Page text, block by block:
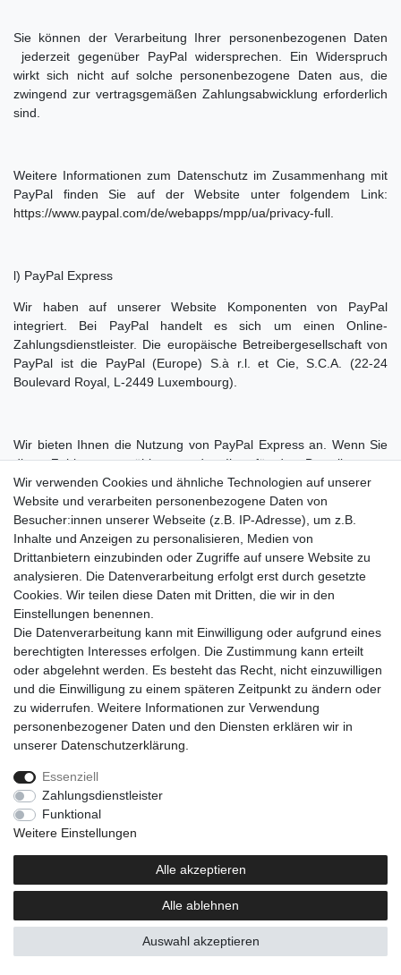
Sie können der Verarbeitung Ihrer personenbezogenen Daten
jederzeit gegenüber PayPal widersprechen. Ein Widerspruch
wirkt sich nicht auf solche personenbezogene Daten aus, die
zwingend zur vertragsgemäßen Zahlungsabwicklung erforderlich
sind.
Weitere Informationen zum Datenschutz im Zusammenhang mit
PayPal finden Sie auf der Website unter folgendem Link:
https://www.paypal.com/de/webapps/mpp/ua/privacy-full
l) PayPal Express
Wir haben auf unserer Website Komponenten von PayPal
integriert. Bei PayPal handelt es sich um einen Online-
Zahlungsdienstleister. Die europäische Betreibergesellschaft von
PayPal ist die PayPal (Europe) S.à r.l. et Cie, S.C.A. (22-24
Boulevard Royal, L-2449 Luxembourg).
Wir bieten Ihnen die Nutzung von PayPal Express an. Wenn Sie
diese Zahlungsart wählen, werden Ihre für den Bestellprozess
erforderlichen Daten (wie Name, Adresse, E-Mail-Adresse, IP-
Adresse sowie Daten zu den bestellten Waren) automatisch an
PayPal übermittelt.
Der Zweck von PayPal Express ist die Beschleunigung des
Bestellvorgangs, indem die bei PayPal hinterlegten Liefer- und
Rechnungsdaten direkt in unseren Checkout-Prozess
übernommen werden. Eine manuelle Eingabe Ihrer Adressdaten
in unserem Shop ist dadurch nicht mehr erforderlich. PayPal
gleicht diese Daten ggf. zur Identitäts- und Bonitätsprüfung mit
Wirtschaftsauskunfteien ab.
1 S. 1 lit. b DSGVO (Verarbeitung zur Erfüllung eines Vertrages
oder zur Durchführung vorvertraglicher Maßnahmen). Sofern
beim Laden des PayPal-Express-Buttons bereits Informationen
auf Ihrem Endgerät gespeichert oder abgerufen werden (z. B.
Einwilligung gemäß § 25 Abs. 1 TDDDG.
verbundene Unternehmen und Leistungserbringer oder
Wir verwenden Cookies und ähnliche Technologien auf unserer
Website und verarbeiten personenbezogene Daten von
Besucher:innen unserer Webseite (z.B. IP-Adresse), um z.B.
Inhalte und Anzeigen zu personalisieren, Medien von
Drittanbietern einzubinden oder Zugriffe auf unsere Website zu
analysieren. Die Datenverarbeitung erfolgt erst durch gesetzte
Cookies. Wir teilen diese Daten mit Dritten, die wir in den
Einstellungen benennen.
Die Datenverarbeitung kann mit Einwilligung oder aufgrund eines
berechtigten Interesses erfolgen. Die Zustimmung kann erteilt
oder abgelehnt werden. Es besteht das Recht, nicht einzuwilligen
und die Einwilligung zu einem späteren Zeitpunkt zu ändern oder
zu widerrufen. Weitere Informationen zur Verwendung
personenbezogener Daten und den Diensten erklären wir in
unserer Daten­schutz­erklärung
Essenziell
Zahlungsdienstleister
Funktional
Weitere Einstellungen
Alle akzeptieren
Alle ablehnen
Auswahl akzeptieren